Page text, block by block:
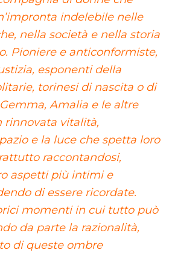
indelebile nelle
nella società e nella storia
Pioniere e anticonformiste,
esponenti della
torinesi di nascita o di
Amalia e le altre
rinnovata vitalità,
e la luce che spetta loro
raccontandosi,
aspetti più intimi e
di essere ricordate.
momenti in cui tutto può
da parte la razionalità,
di queste ombre